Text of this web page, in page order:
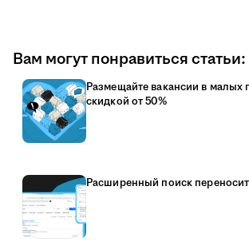
Вам могут понравиться статьи:
Размещайте вакансии в малых
скидкой от 50%
Расширенный поиск